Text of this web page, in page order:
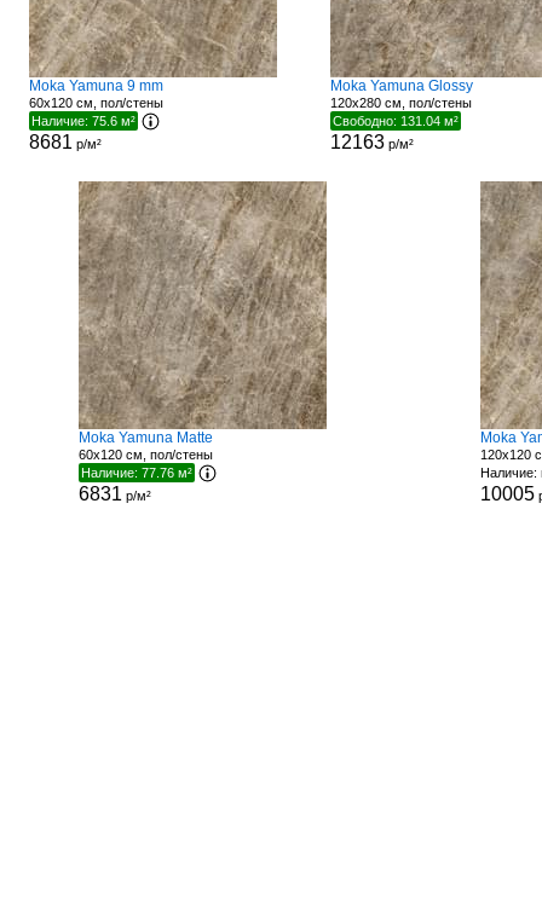
Moka Yamuna 9 mm
60x120 см, пол/стены
Наличие: 75.6 м²
8681 р/м²
Moka Yamuna Glossy
120x280 см, пол/стены
Свободно: 131.04 м²
12163р/м²
Moka Yamuna Matte
60x120 см, пол/стены
Наличие: 77.76 м²
6831 р/м²
Moka
120x120
Наличие:
10005